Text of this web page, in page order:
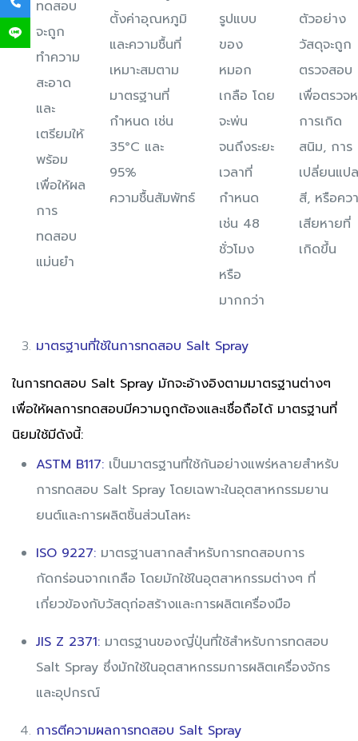
ทดสอบ
จะถูก
ทำความ
สะอาด
และ
เตรียมให้
พร้อม
เพื่อให้ผล
การ
ทดสอบ
แม่นยำ
ตั้งค่าอุณหภูมิ
และความชื้นที่
เหมาะสมตาม
มาตรฐานที่
กำหนด เช่น
35°C และ
95%
ความชื้นสัมพัทธ์
รูปแบบ
ของ
หมอก
เกลือ โดย
จะพ่น
จนถึงระยะ
เวลาที่
กำหนด
เช่น 48
ชั่วโมง
หรือ
มากกว่า
ตัวอย่าง
วัสดุจะถูก
ตรวจสอบ
เพื่อตรวจ
การเกิด
สนิม, การ
เปลี่ยนแป
สี, หรือคว
เสียหายที่
เกิดขึ้น
มาตรฐานที่ใช้ในการทดสอบ Salt Spray
ในการทดสอบ Salt Spray มักจะอ้างอิงตามมาตรฐานต่างๆ
เพื่อให้ผลการทดสอบมีความถูกต้องและเชื่อถือได้ มาตรฐานที่
นิยมใช้มีดังนี้:
ASTM B117: เป็นมาตรฐานที่ใช้กันอย่างแพร่หลายสำหรับ
การทดสอบ Salt Spray โดยเฉพาะในอุตสาหกรรมยาน
ยนต์และการผลิตชิ้นส่วนโลหะ
ISO 9227: มาตรฐานสากลสำหรับการทดสอบการ
กัดกร่อนจากเกลือ โดยมักใช้ในอุตสาหกรรมต่างๆ ที่
เกี่ยวข้องกับวัสดุก่อสร้างและการผลิตเครื่องมือ
JIS Z 2371: มาตรฐานของญี่ปุ่นที่ใช้สำหรับการทดสอบ
Salt Spray ซึ่งมักใช้ในอุตสาหกรรมการผลิตเครื่องจักร
และอุปกรณ์
การตีความผลการทดสอบ Salt Spray